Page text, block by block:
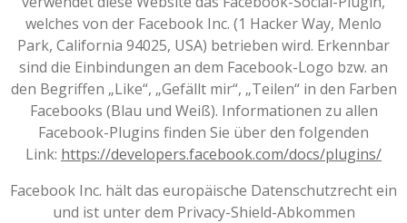
welches von der Facebook Inc. (1 Hacker Way, Menlo
Park, California 94025, USA) betrieben wird. Erkennbar
sind die Einbindungen an dem Facebook-Logo bzw. an
den Begriffen „Like“, „Gefällt mir“, „Teilen“ in den Farben
Facebooks (Blau und Weiß). Informationen zu allen
Facebook-Plugins finden Sie über den folgenden
Link: https://developers.facebook.com/docs/plugins/
Facebook Inc. hält das europäische Datenschutzrecht ein
und ist unter dem Privacy-Shield-Abkommen